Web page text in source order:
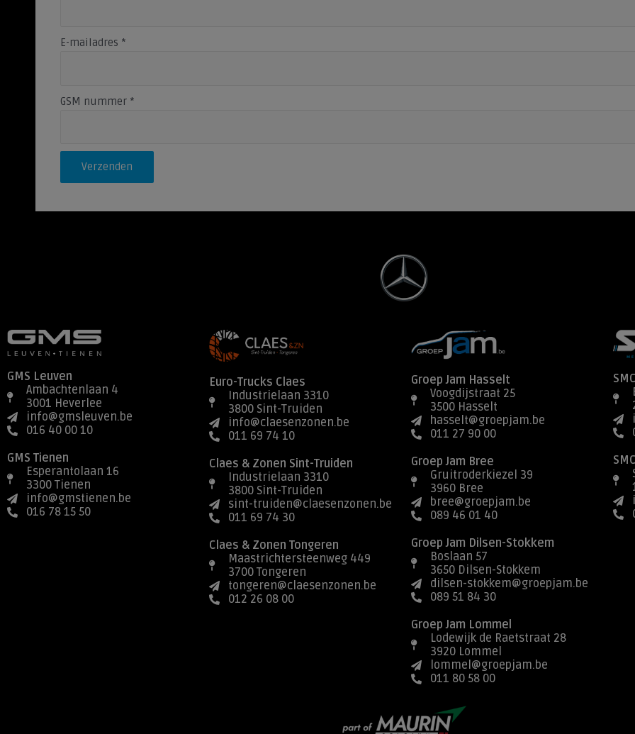
E-mailadres *
GSM nummer *
Verzenden
GMS Leuven
Ambachtenlaan 4
3001 Heverlee
info@gmsleuven.be
016 40 00 10
GMS Tienen
Esperantolaan 16
3300 Tienen
info@gmstienen.be
016 78 15 50
Euro-Trucks Claes
Industrielaan 3310
3800 Sint-Truiden
info@claesenzonen.be
011 69 74 10
Claes & Zonen Sint-Truiden
Industrielaan 3310
3800 Sint-Truiden
sint-truiden@claesenzonen.be
011 69 74 30
Claes & Zonen Tongeren
Maastrichtersteenweg 449
3700 Tongeren
tongeren@claesenzonen.be
012 26 08 00
Groep Jam Hasselt
Voogdijstraat 25
3500 Hasselt
hasselt@groepjam.be
011 27 90 00
Groep Jam Bree
Gruitroderkiezel 39
3960 Bree
bree@groepjam.be
089 46 01 40
Groep Jam Dilsen-Stokkem
Boslaan 57
3650 Dilsen-Stokkem
dilsen-stokkem@groepjam.be
089 51 84 30
Groep Jam Lommel
Lodewijk de Raetstraat 28
3920 Lommel
lommel@groepjam.be
011 80 58 00